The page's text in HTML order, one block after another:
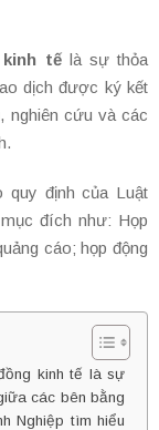
tếlà sự thỏa
dịch được ký kết
nghiên cứu và các
quy định của Luật
đích như: Họp
cáo; họp động
kinh tế là sự
các bên bằng
Nghiệp tìm hiểu